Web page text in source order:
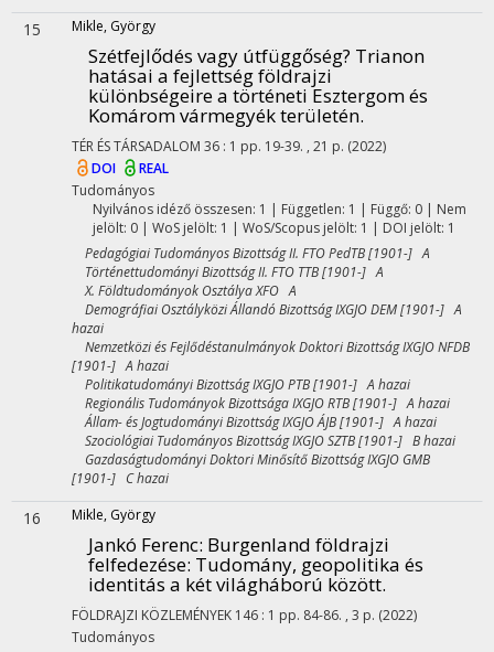
15 Mikle, György
Szétfejlődés vagy útfüggőség? Trianon
hatásai a fejlettség földrajzi
különbségeire a történeti Esztergom és
Komárom vármegyék területén.
TÉR ÉS TÁRSADALOM 36 : 1 pp. 19-39. , 21 p. (2022)
DOI
REAL
Tudományos
Nyilvános idéző összesen: 1 | Független: 1 | Függő: 0 | Nem
jelölt: 0 | WoS jelölt: 1 | WoS/Scopus jelölt: 1 | DOI jelölt: 1
Pedagógiai Tudományos Bizottság II. FTO PedTB [1901-] A
Történettudományi Bizottság II. FTO TTB [1901-] A
X. Földtudományok Osztálya XFO A
Demográfiai Osztályközi Állandó Bizottság IXGJO DEM [1901-] A
hazai
Nemzetközi és Fejlődéstanulmányok Doktori Bizottság IXGJO NFDB
[1901-] A hazai
Politikatudományi Bizottság IXGJO PTB [1901-] A hazai
Regionális Tudományok Bizottsága IXGJO RTB [1901-] A hazai
Állam- és Jogtudományi Bizottság IXGJO ÁJB [1901-] A hazai
Szociológiai Tudományos Bizottság IXGJO SZTB [1901-] B hazai
Gazdaságtudományi Doktori Minősítő Bizottság IXGJO GMB
[1901-] C hazai
16 Mikle, György
Jankó Ferenc: Burgenland földrajzi
felfedezése: Tudomány, geopolitika és
identitás a két világháború között.
FÖLDRAJZI KÖZLEMÉNYEK 146 : 1 pp. 84-86. , 3 p. (2022)
Tudományos